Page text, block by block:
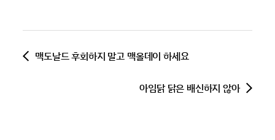
맥도날드 후회하지 말고 맥올데이 하세요
아임닭 닭은 배신하지 않아